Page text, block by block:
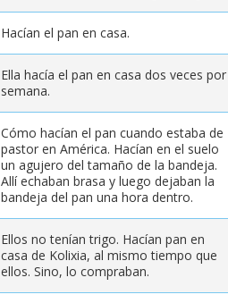
Hacían el pan en casa.
Ella hacía el pan en casa dos veces por
semana.
Cómo hacían el pan cuando estaba de
pastor en América. Hacían en el suelo
un agujero del tamaño de la bandeja.
Allí echaban brasa y luego dejaban la
bandeja del pan una hora dentro.
Ellos no tenían trigo. Hacían pan en
casa de Kolixia, al mismo tiempo que
ellos. Sino, lo compraban.